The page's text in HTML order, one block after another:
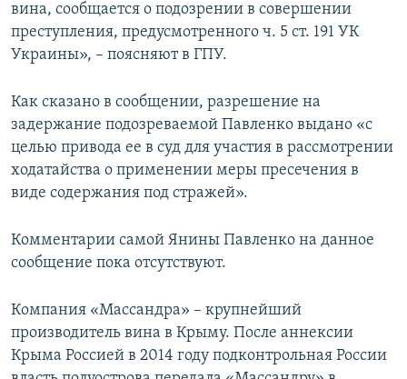
вина, сообщается о подозрении в совершении
преступления, предусмотренного ч. 5 ст. 191 УК
Украины», – поясняют в ГПУ.
Как сказано в сообщении, разрешение на
задержание подозреваемой Павленко выдано «с
целью привода ее в суд для участия в рассмотрении
ходатайства о применении меры пресечения в
виде содержания под стражей».
Комментарии самой Янины Павленко на данное
сообщение пока отсутствуют.
Компания «Массандра» – крупнейший
производитель вина в Крыму. После аннексии
Крыма Россией в 2014 году подконтрольная России